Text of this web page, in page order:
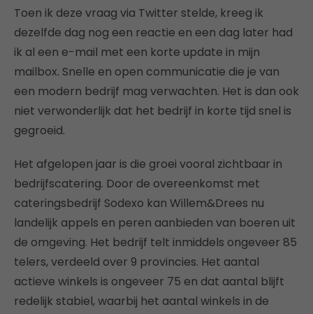
Toen ik deze vraag via Twitter stelde, kreeg ik
dezelfde dag nog een reactie en een dag later had
ik al een e-mail met een korte update in mijn
mailbox. Snelle en open communicatie die je van
een modern bedrijf mag verwachten. Het is dan ook
niet verwonderlijk dat het bedrijf in korte tijd snel is
gegroeid.
Het afgelopen jaar is die groei vooral zichtbaar in
bedrijfscatering. Door de overeenkomst met
cateringsbedrijf Sodexo kan Willem&Drees nu
landelijk appels en peren aanbieden van boeren uit
de omgeving. Het bedrijf telt inmiddels ongeveer 85
telers, verdeeld over 9 provincies. Het aantal
actieve winkels is ongeveer 75 en dat aantal blijft
redelijk stabiel, waarbij het aantal winkels in de